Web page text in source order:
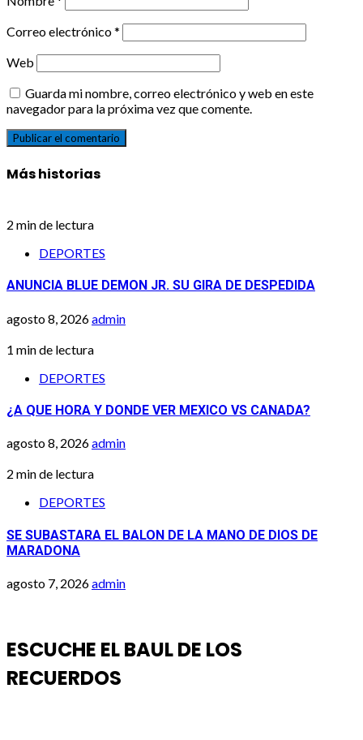
Correo electrónico*
Web
Guarda mi nombre, correo electrónico y web en este
navegador para la próxima vez que comente.
Más historias
2 min de lectura
DEPORTES
ANUNCIA BLUE DEMON JR. SU GIRA DE DESPEDIDA
agosto 8, 2026admin
1 min de lectura
DEPORTES
¿A QUE HORA Y DONDE VER MEXICO VS CANADA?
agosto 8, 2026admin
2 min de lectura
DEPORTES
SE SUBASTARA EL BALON DE LA MANO DE DIOS DE
MARADONA
agosto 7, 2026admin
ESCUCHE EL BAUL DE LOS
RECUERDOS